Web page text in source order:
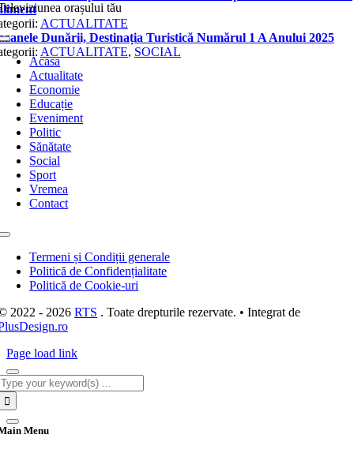
orașului tău
Toggle
Navigation
Acasa
Actualitate
Economie
Educație
Eveniment
Politic
Sănătate
Social
Sport
Vremea
Contact
Toggle
NavigationTermeni și Condiții generale
Politică de Confidențialitate
Politică de Cookie-uri
2022 - 2026RTS . Toate drepturile rezervate. • Integrat de
Page load link
Menu